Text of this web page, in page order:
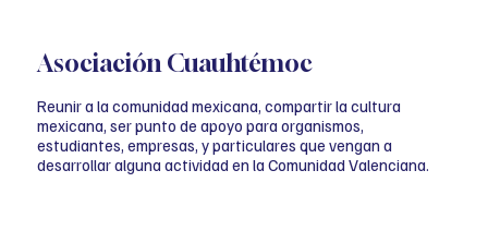
Asociación Cuauhtémoc
Reunir a la comunidad mexicana, compartir la cultura
mexicana, ser punto de apoyo para organismos,
estudiantes, empresas, y particulares que vengan a
desarrollar alguna actividad en la Comunidad Valenciana.